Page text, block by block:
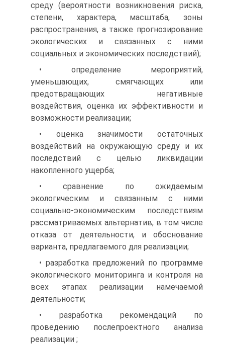
среду (вероятности возникновения риска,
степени, характера, масштаба, зоны
распространения, а также прогнозирование
экологических и связанных с ними
социальных и экономических последствий);
• определение мероприятий,
уменьшающих, смягчающих или
предотвращающих негативные
воздействия, оценка их эффективности и
возможности реализации;
• оценка значимости остаточных
воздействий на окружающую среду и их
последствий с целью ликвидации
накопленного ущерба;
• сравнение по ожидаемым
экологическим и связанным с ними
социально-экономическим последствиям
рассматриваемых альтернатив, в том числе
отказа от деятельности, и обоснование
варианта, предлагаемого для реализации;
• разработка предложений по программе
экологического мониторинга и контроля на
всех этапах реализации намечаемой
деятельности;
• разработка рекомендаций по
проведению послепроектного анализа
реализации ;